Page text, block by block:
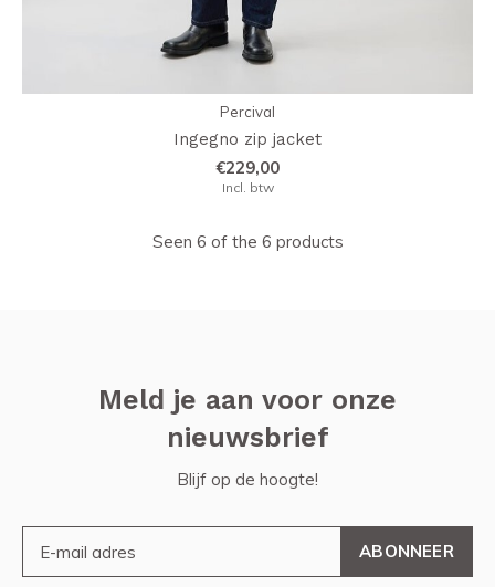
Percival
Ingegno zip jacket
€229,00
Incl. btw
Seen 6 of the 6 products
Meld je aan voor onze
nieuwsbrief
Blijf op de hoogte!
ABONNEER